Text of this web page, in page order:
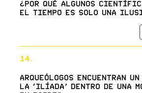
¿Por qué algunos
el tiempo es solo una
14.
Arqueólogos encuentran
la ‘Ilíada’ dentro de una